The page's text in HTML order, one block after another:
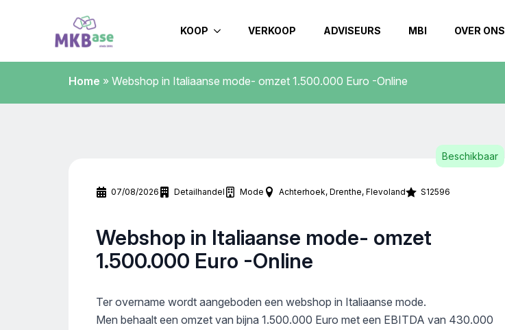
KOOP VERKOOP ADVISEURS MBI OVER ONS
Home » Webshop in Italiaanse mode- omzet 1.500.000 Euro -Online
07/08/2026 Detailhandel Mode Achterhoek Drenthe Flevoland S12596
Webshop in Italiaanse mode- omzet
1.500.000 Euro -Online
Ter overname wordt aangeboden een webshop in Italiaanse mode.
Men behaalt een omzet van bijna 1.500.000 Euro met een EBITDA van 430.000
Beschikbaar